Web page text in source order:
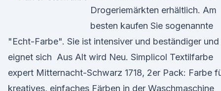
Drogeriemärkten erhältlich. Am
besten kaufen Sie sogenannte
"Echt-Farbe". Sie ist intensiver und beständiger und
eignet sich Aus Alt wird Neu. Simplicol Textilfarbe
expert Mitternacht-Schwarz 1718, 2er Pack: Farbe
kreatives, einfaches Färben in der Waschmaschine